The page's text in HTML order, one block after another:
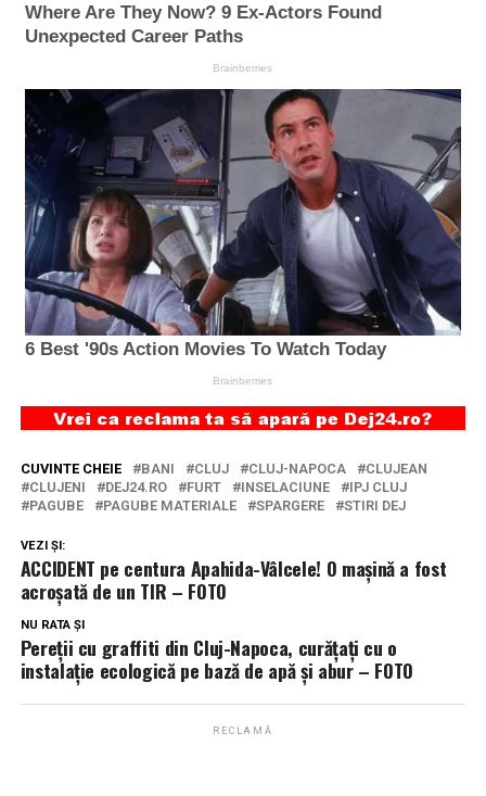
CUVINTE CHEIE BANI CLUJ CLUJ-NAPOCA
CLUJEAN
CLUJENI
DEJ24.RO FURT INSELACIUNE
IPJ CLUJ
PAGUBE
PAGUBE MATERIALE SPARGERE STIRI DEJ
VEZI ȘI:
ACCIDENT pe centura Apahida-Vâlcele! O mașină a fost
acroșată de un TIR – FOTO
NU RATA ȘI
Pereţii cu graffiti din Cluj-Napoca, curăţaţi cu o
instalaţie ecologică pe bază de apă şi abur – FOTO
RECLAMĂ